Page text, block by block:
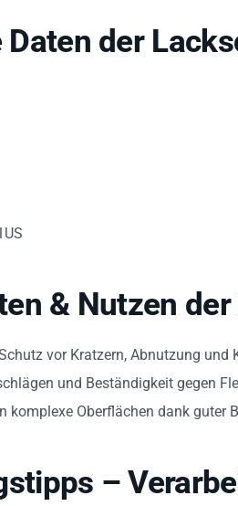
Daten der
& Nutzen der
vor Kratzern, Abnutzung und
und Beständigkeit gegen
komplexe Oberflächen dank guter
–